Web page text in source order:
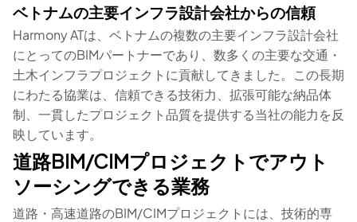
ベトナムの主要インフラ設計会社からの信頼
Harmony ATは、ベトナムの複数の主要インフラ設計会社
にとってのBIMパートナーであり、数多くの主要な交通・
土木インフラプロジェクトに貢献してきました。この長期
にわたる協業は、信頼できる技術力、拡張可能な納品体
制、一貫したプロジェクト品質を提供する当社の能力を反
映しています。
道路BIM/CIMプロジェクトでアウト
ソーシングできる業務
道路・高速道路のBIM/CIMプロジェクトには、技術的専